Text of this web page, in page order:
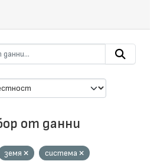
от данни
земя
система